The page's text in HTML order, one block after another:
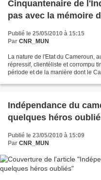
Cinquantenaire de
pas avec la mémoire
Publié le 25/05/2010 à 15:15
Par CNR_MUN
La nature de l'Etat du Cameroun,
répressif, clientéliste et corrompu
période et de la manière dont le
Indépendance du
quelques héros
Publié le 23/05/2010 à 15:09
Par CNR_MUN